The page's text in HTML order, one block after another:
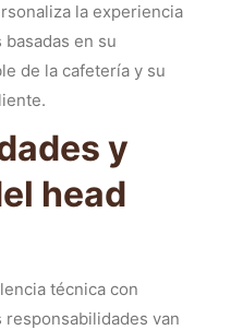
la experiencia
en su
de la cafetería y su
y
head
técnica con
van